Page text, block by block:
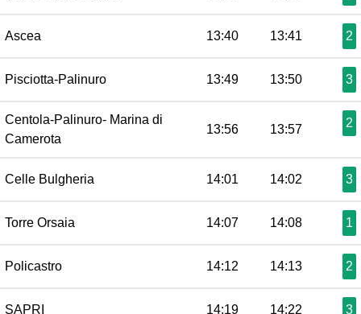
Ascea 13:40 13:41 2
Pisciotta-Palinuro 13:49 13:50 3
Centola-Palinuro- Marina di
Camerota
13:56 13:57 2
Celle Bulgheria 14:01 14:02 3
Torre Orsaia 14:07 14:08 1
Policastro 14:12 14:13 2
SAPRI 14:19 14:22 3